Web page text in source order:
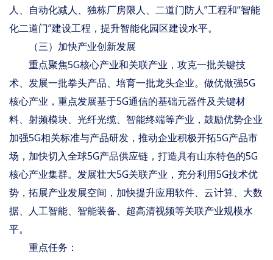
人、自动化减人、独栋厂房限人、二道门防人”工程和“智能
化二道门”建设工程，提升智能化园区建设水平。
（三）加快产业创新发展
重点聚焦5G核心产业和关联产业，攻克一批关键技
术、发展一批拳头产品、培育一批龙头企业。做优做强5G
核心产业，重点发展基于5G通信的基础元器件及关键材
料、射频模块、光纤光缆、智能终端等产业，鼓励优势企业
加强5G相关标准与产品研发，推动企业积极开拓5G产品市
场，加快切入全球5G产品供应链，打造具有山东特色的5G
核心产业集群。发展壮大5G关联产业，充分利用5G技术优
势，拓展产业发展空间，加快提升应用软件、云计算、大数
据、人工智能、智能装备、超高清视频等关联产业规模水
平。
重点任务：